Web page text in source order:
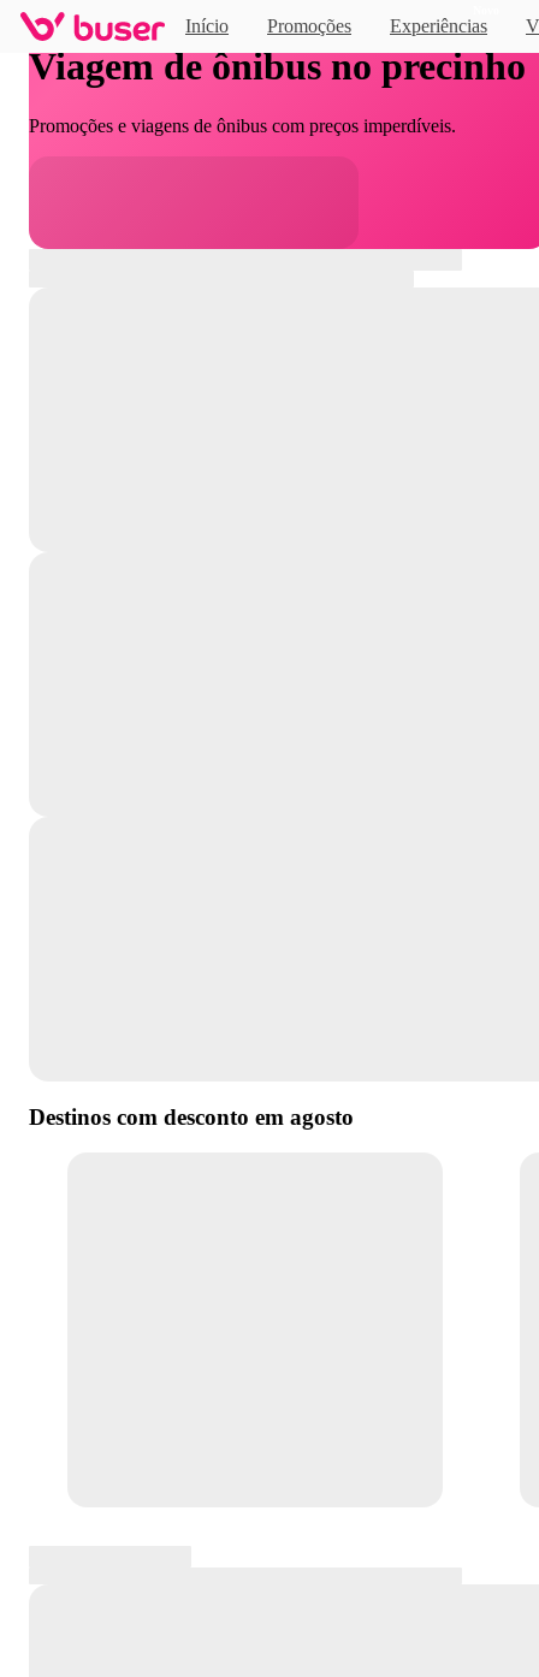
Início Promoções Experiências
Viagem de ônibus no precinho
Promoções e viagens de ônibus com preços imperdíveis.
Destinos com desconto em agosto